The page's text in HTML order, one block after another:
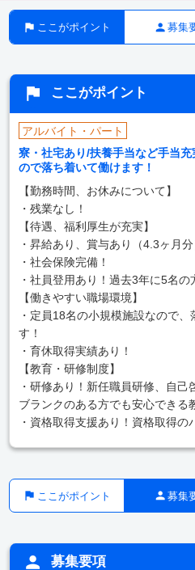
ここがポイント 募集
ここがポイント
アルバイト・パート
寮・社宅あり/扶養手当など手当
ので落ち着いて働けます！
【勤務時間、お休みについて】
・残業なし！
【待遇、福利厚生が充実】
・昇給あり、賞与あり（4.3ヶ月分
・社会保険完備！
・社員登用あり！過去3年に5名の
【働きやすい職場環境】
・定員18名の小規模施設なので
す！
・育休取得実績あり！
【教育・研修制度】
・研修あり！新任職員研修、自
ブランクのある方でも安心できる
・資格取得支援あり！資格取得の
ここがポイント 募集
募集要項